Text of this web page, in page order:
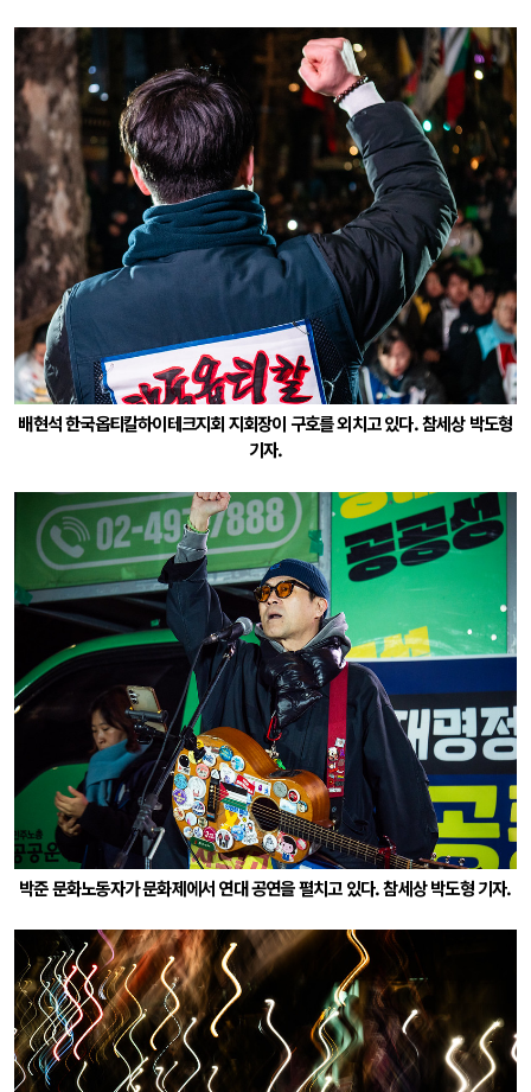
배현석 한국옵티칼하이테크지회 지회장이 구호를 외치고 있다. 참세상 박도형
기자.
박준 문화노동자가 문화제에서 연대 공연을 펼치고 있다. 참세상 박도형 기자.